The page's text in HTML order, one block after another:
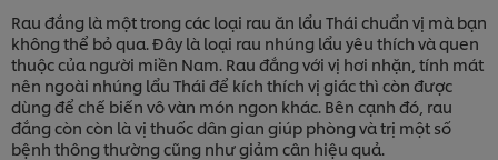
Rau đắng là một trong các loại rau ăn lẩu Thái chuẩn vị mà bạn
không thể bỏ qua. Đây là loại rau nhúng lẩu yêu thích và quen
thuộc của người miền Nam. Rau đắng với vị hơi nhặn, tính mát
nên ngoài nhúng lẩu Thái để kích thích vị giác thì còn được
dùng để chế biến vô vàn món ngon khác. Bên cạnh đó, rau
đắng còn còn là vị thuốc dân gian giúp phòng và trị một số
bệnh thông thường cũng như giảm cân hiệu quả.